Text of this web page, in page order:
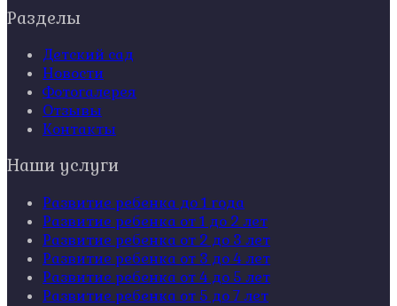
Разделы
Детский сад
Новости
Фотогалерея
Отзывы
Контакты
Наши услуги
Развитие ребенка до 1 года
Развитие ребенка от 1 до 2 лет
Развитие ребенка от 2 до 3 лет
Развитие ребенка от 3 до 4 лет
Развитие ребенка от 4 до 5 лет
Развитие ребенка от 5 до 7 лет